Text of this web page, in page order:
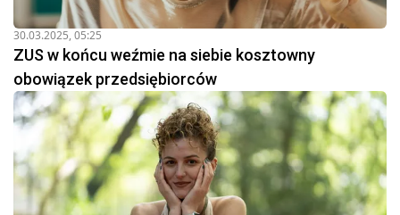
30.03.2025, 05:25
ZUS w końcu weźmie na siebie kosztowny
obowiązek przedsiębiorców